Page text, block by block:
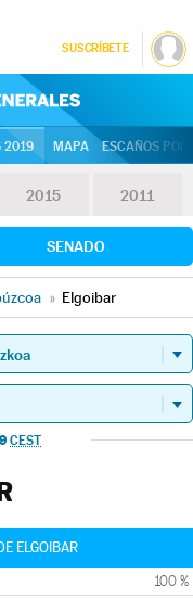
SUSCRÍBETE
2019 MAPA ESCAÑOS
2015 2011
SENADO
» Elgoibar
CEST
ELGOIBAR
100 %